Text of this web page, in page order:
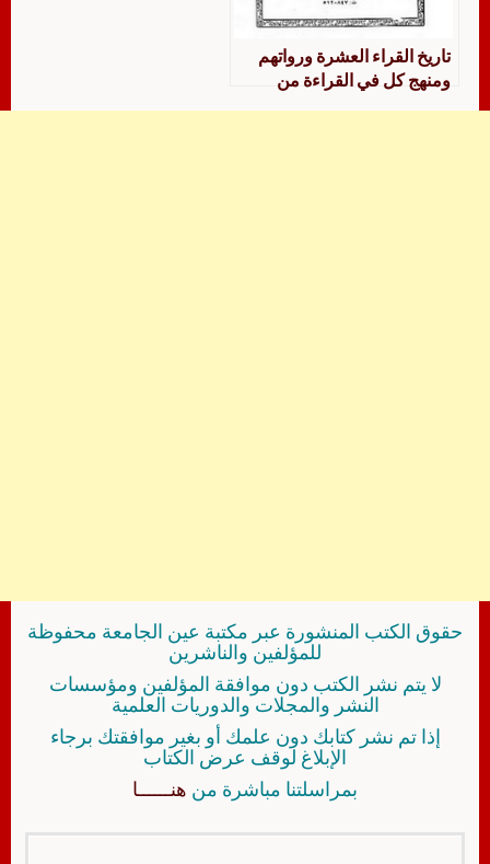
تاريخ القراء العشرة ورواتهم
ومنهج كل في القراءة من
حقوق الكتب المنشورة عبر مكتبة عين الجامعة محفوظة
للمؤلفين والناشرين
لا يتم نشر الكتب دون موافقة المؤلفين ومؤسسات
النشر والمجلات والدوريات العلمية
إذا تم نشر كتابك دون علمك أو بغير موافقتك برجاء
الإبلاغ لوقف عرض الكتاب
بمراسلتنا مباشرة من هنــــــا